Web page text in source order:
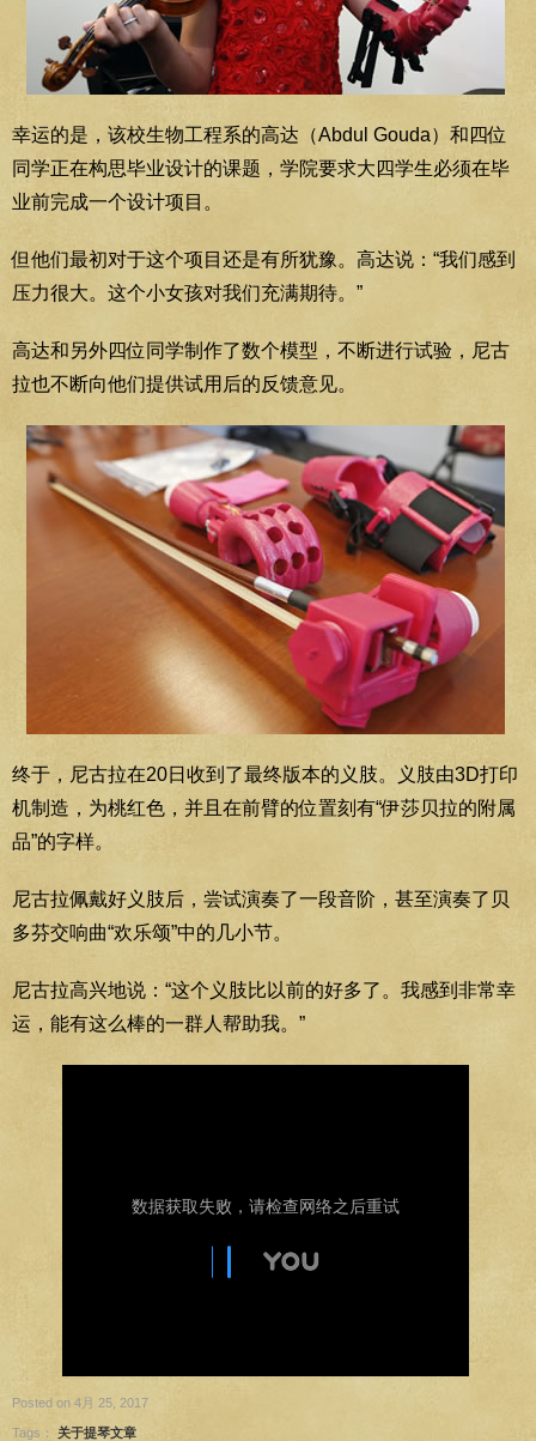
幸运的是，该校生物工程系的高达（Abdul Gouda）和四位
同学正在构思毕业设计的课题，学院要求大四学生必须在毕
业前完成一个设计项目。
但他们最初对于这个项目还是有所犹豫。高达说：“我们感到
压力很大。这个小女孩对我们充满期待。”
高达和另外四位同学制作了数个模型，不断进行试验，尼古
拉也不断向他们提供试用后的反馈意见。
终于，尼古拉在20日收到了最终版本的义肢。义肢由3D打印
机制造，为桃红色，并且在前臂的位置刻有“伊莎贝拉的附属
品”的字样。
尼古拉佩戴好义肢后，尝试演奏了一段音阶，甚至演奏了贝
多芬交响曲“欢乐颂”中的几小节。
尼古拉高兴地说：“这个义肢比以前的好多了。我感到非常幸
运，能有这么棒的一群人帮助我。”
Posted on 4月 25, 2017
Tags： 关于提琴文章